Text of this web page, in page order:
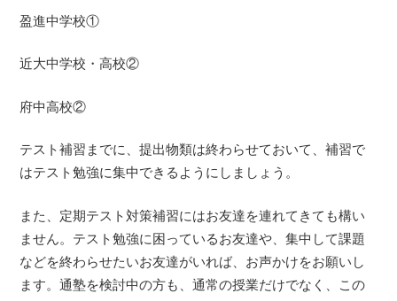
盈進中学校①
近大中学校・高校②
府中高校②
テスト補習までに、提出物類は終わらせておいて、補習で
はテスト勉強に集中できるようにしましょう。
また、定期テスト対策補習にはお友達を連れてきても構い
ません。テスト勉強に困っているお友達や、集中して課題
などを終わらせたいお友達がいれば、お声かけをお願いし
ます。通塾を検討中の方も、通常の授業だけでなく、この